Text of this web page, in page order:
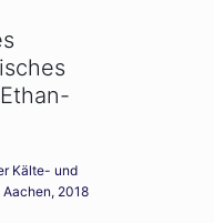
Kälte- und
2018